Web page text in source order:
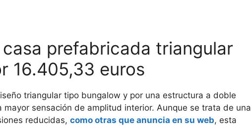
prefabricada triangular
16.405,33 euros
triangular tipo bungalow y por una estructura a doble
mayor sensación de amplitud interior. Aunque se trata de una
reducidas, como otras que anuncia en su web, esta